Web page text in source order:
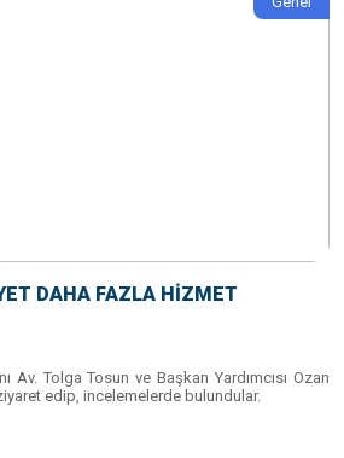
DAHA FAZLA HİZMET
Av. Tolga Tosun ve Başkan Yardımcısı Ozan
edip, incelemelerde bulundular.